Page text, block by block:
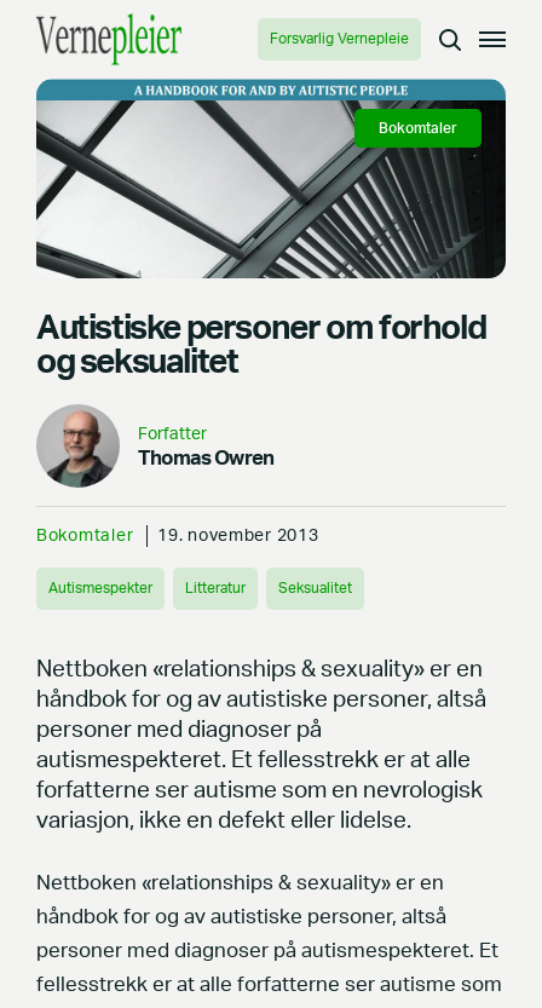
Forsvarlig Vernepleie
Bokomtaler
Autistiske personer om forhold
og seksualitet
Forfatter
Thomas Owren
Bokomtaler 19. november 2013
Autismespekter Litteratur Seksualitet
Nettboken «relationships & sexuality» er en
håndbok for og av autistiske personer, altså
personer med diagnoser på
autismespekteret. Et fellesstrekk er at alle
forfatterne ser autisme som en nevrologisk
variasjon, ikke en defekt eller lidelse.
Nettboken «relationships & sexuality» er en
håndbok for og av autistiske personer, altså
personer med diagnoser på autismespekteret. Et
fellesstrekk er at alle forfatterne ser autisme som